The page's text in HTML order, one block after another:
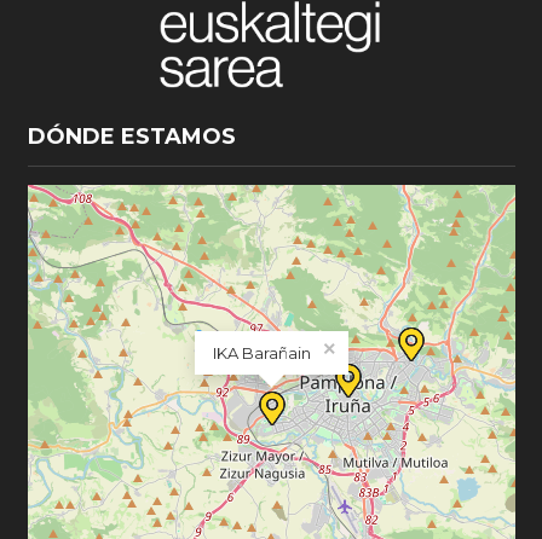
DÓNDE ESTAMOS
IKA Barañain ×